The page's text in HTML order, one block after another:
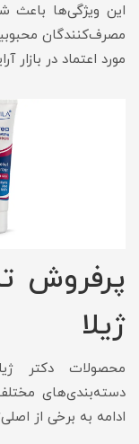
این ویژگی‌ها باعث
مصرف‌کنندگان
مورد اعتماد در بازار
پرفروش
ژیلا
محصولات دکتر
دسته‌بندی‌های
ادامه به برخی از